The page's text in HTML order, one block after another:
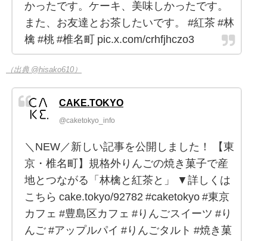
かったです。ケーキ、美味しかったです。
また、お友達とお茶したいです。 #紅茶 #林
檎 #桃 #椎名町 pic.x.com/crhfjhczo3
（出典 @hisako610）
CAKE.TOKYO
@caketokyo_info
＼NEW／新しい記事を公開しました！ 【東
京・椎名町】規格外りんごの焼き菓子で産
地とつながる「林檎と紅茶と」 ▼詳しくは
こちら cake.tokyo/92782 #caketokyo #東京
カフェ #豊島区カフェ #りんごスイーツ #り
んご #アップルパイ #りんごタルト #焼き菓